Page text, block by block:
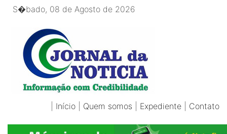
S�bado, 08 de Agosto de 2026
Início Quem somos Expediente Contato